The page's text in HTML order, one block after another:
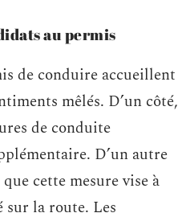
au permis
de conduire accueillent
mêlés. D’un côté,
de conduite
D’un autre
cette mesure vise à
la route. Les